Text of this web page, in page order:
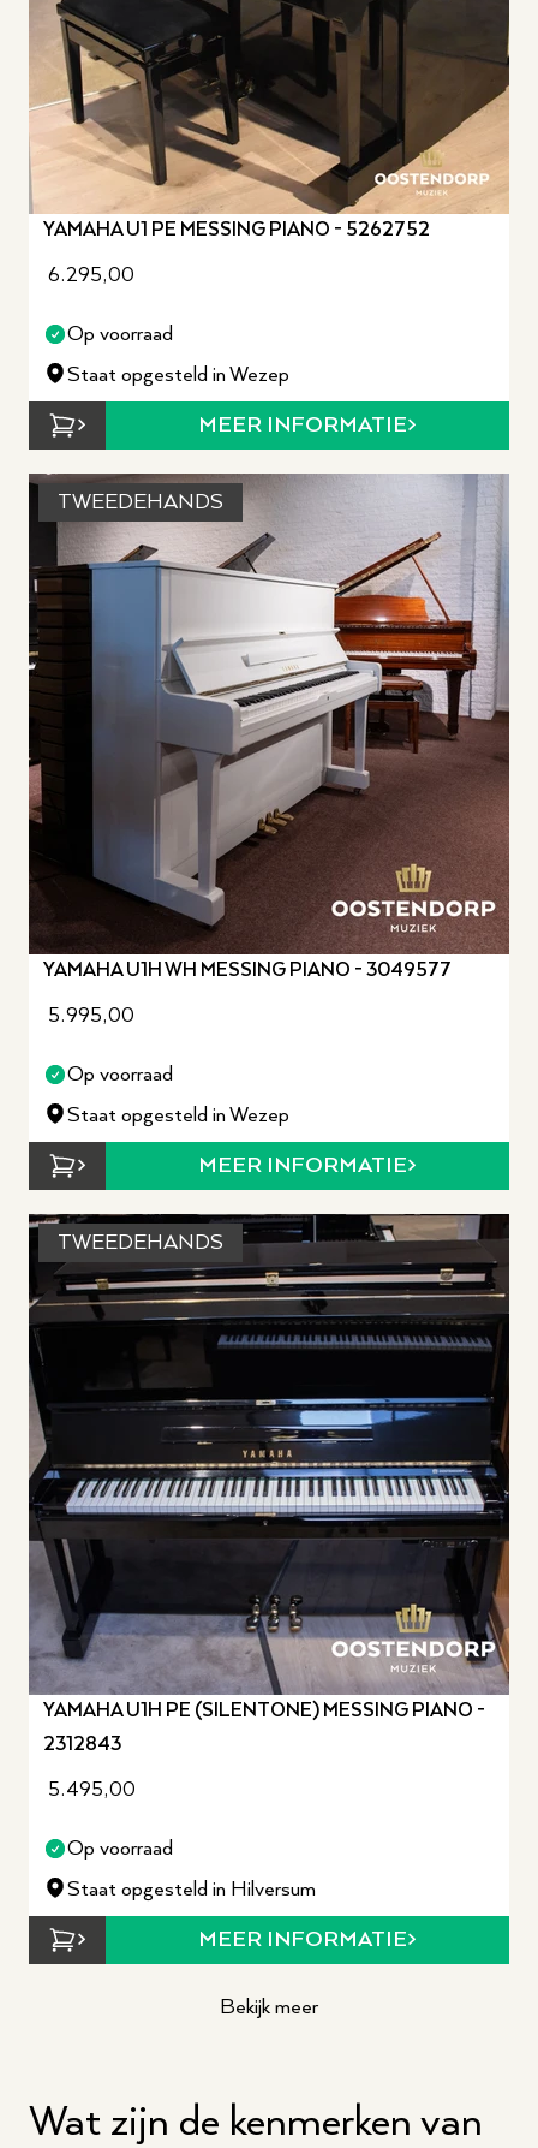
YAMAHA U1 PE MESSING PIANO - 5262752
6.295,00
Op voorraad
Staat opgesteld in Wezep
MEER INFORMATIE
TWEEDEHANDS
YAMAHA U1H WH MESSING PIANO - 3049577
5.995,00
Op voorraad
Staat opgesteld in Wezep
MEER INFORMATIE
TWEEDEHANDS
YAMAHA U1H PE (SILENTONE) MESSING PIANO -
2312843
5.495,00
Op voorraad
Staat opgesteld in Hilversum
MEER INFORMATIE
Bekijk meer
Wat zijn de kenmerken van